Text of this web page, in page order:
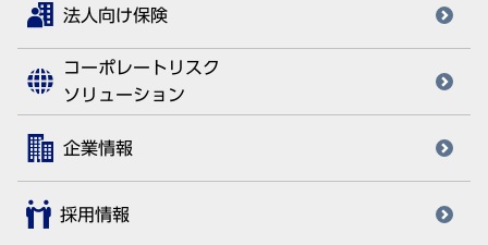
法人向け保険
コーポレートリスク
ソリューション
企業情報
採用情報